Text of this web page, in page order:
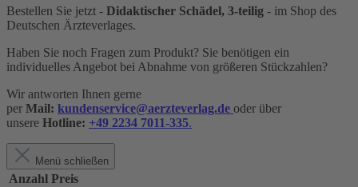
Bestellen Sie jetzt - Didaktischer Schädel, 3-teilig - im Shop des
Deutschen Ärzteverlages.
Haben Sie noch Fragen zum Produkt? Sie benötigen ein
individuelles Angebot bei Abnahme von größeren Stückzahlen?
Wir antworten Ihnen gerne
per Mail: kundenservice@aerzteverlag.de oder über
unsere Hotline: +49 2234 7011-335.
Menü schließen
Anzahl Preis